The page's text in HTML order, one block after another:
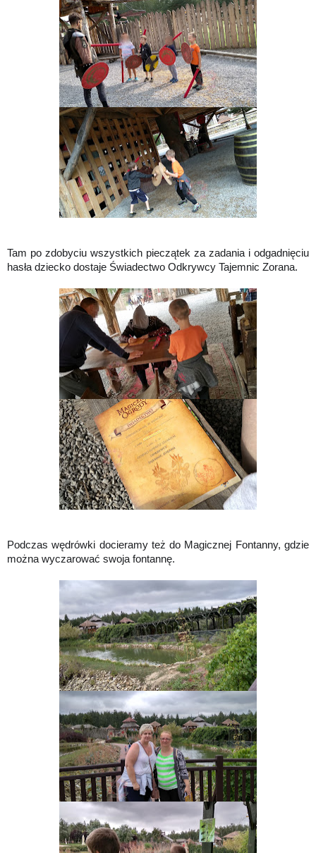
Tam po zdobyciu wszystkich pieczątek za zadania i odgadnięciu
hasła dziecko dostaje Świadectwo Odkrywcy Tajemnic Zorana.
Podczas wędrówki docieramy też do Magicznej Fontanny, gdzie
można wyczarować swoja fontannę.